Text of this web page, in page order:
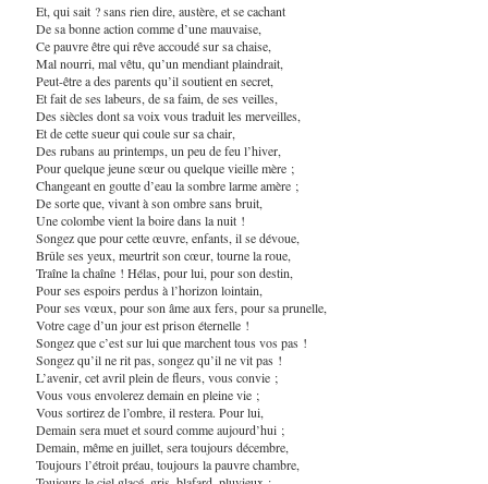
Et, qui sait ? sans rien dire, austère, et se cachant
De sa bonne action comme d’une mauvaise,
Ce pauvre être qui rêve accoudé sur sa chaise,
Mal nourri, mal vêtu, qu’un mendiant plaindrait,
Peut-être a des parents qu’il soutient en secret,
Et fait de ses labeurs, de sa faim, de ses veilles,
Des siècles dont sa voix vous traduit les merveilles,
Et de cette sueur qui coule sur sa chair,
Des rubans au printemps, un peu de feu l’hiver,
Pour quelque jeune sœur ou quelque vieille mère ;
Changeant en goutte d’eau la sombre larme amère ;
De sorte que, vivant à son ombre sans bruit,
Une colombe vient la boire dans la nuit !
Songez que pour cette œuvre, enfants, il se dévoue,
Brûle ses yeux, meurtrit son cœur, tourne la roue,
Traîne la chaîne ! Hélas, pour lui, pour son destin,
Pour ses espoirs perdus à l’horizon lointain,
Pour ses vœux, pour son âme aux fers, pour sa prunelle,
Votre cage d’un jour est prison éternelle !
Songez que c’est sur lui que marchent tous vos pas !
Songez qu’il ne rit pas, songez qu’il ne vit pas !
L’avenir, cet avril plein de fleurs, vous convie ;
Vous vous envolerez demain en pleine vie ;
Vous sortirez de l’ombre, il restera. Pour lui,
Demain sera muet et sourd comme aujourd’hui ;
Demain, même en juillet, sera toujours décembre,
Toujours l’étroit préau, toujours la pauvre chambre,